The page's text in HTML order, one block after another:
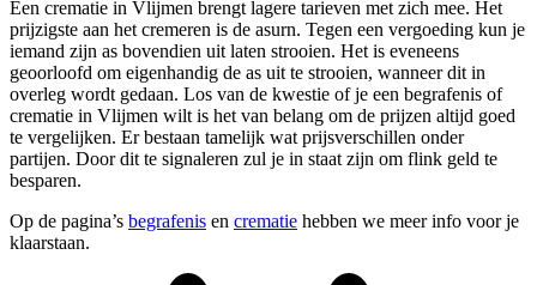
Een crematie in Vlijmen brengt lagere tarieven met zich mee. Het
prijzigste aan het cremeren is de asurn. Tegen een vergoeding kun je
iemand zijn as bovendien uit laten strooien. Het is eveneens
geoorloofd om eigenhandig de as uit te strooien, wanneer dit in
overleg wordt gedaan. Los van de kwestie of je een begrafenis of
crematie in Vlijmen wilt is het van belang om de prijzen altijd goed
te vergelijken. Er bestaan tamelijk wat prijsverschillen onder
partijen. Door dit te signaleren zul je in staat zijn om flink geld te
besparen.
Op de pagina’s begrafenis en crematie hebben we meer info voor je
klaarstaan.